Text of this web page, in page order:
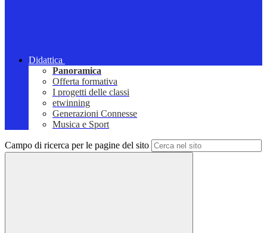
Didattica
Panoramica
Offerta formativa
I progetti delle classi
etwinning
Generazioni Connesse
Musica e Sport
Campo di ricerca per le pagine del sito